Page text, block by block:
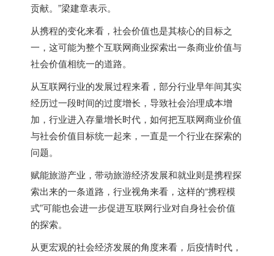
贡献。”梁建章表示。
从携程的变化来看，社会价值也是其核心的目标之
一，这可能为整个互联网商业探索出一条商业价值与
社会价值相统一的道路。
从互联网行业的发展过程来看，部分行业早年间其实
经历过一段时间的过度增长，导致社会治理成本增
加，行业进入存量增长时代，如何把互联网商业价值
与社会价值目标统一起来，一直是一个行业在探索的
问题。
赋能旅游产业，带动旅游经济发展和就业则是携程探
索出来的一条道路，行业视角来看，这样的“携程模
式”可能也会进一步促进互联网行业对自身社会价值
的探索。
从更宏观的社会经济发展的角度来看，后疫情时代，